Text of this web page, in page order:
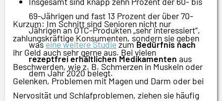
69-Jährigen und fast 13 Prozent der über 70-
Jährigen an OTC-Produkten „sehr interessiert“,
waseine weitere StudiezumBedürfnis nach
rezeptfrei erhältlichen Medikamenten aus
dem Jahr 2020 belegt.
Kurzum: Im Schnitt sind Senioren nicht nur
zahlungskräftige Konsumenten, sondern sie geben
ihr Geld auch sehr gerne aus. Bei vielen
Beschwerden, wie z. B. Schmerzen in Muskeln oder
Gelenken, Problemen mit Magen und Darm oder bei
Nervosität und Schlafproblemen, ziehen sie häufig